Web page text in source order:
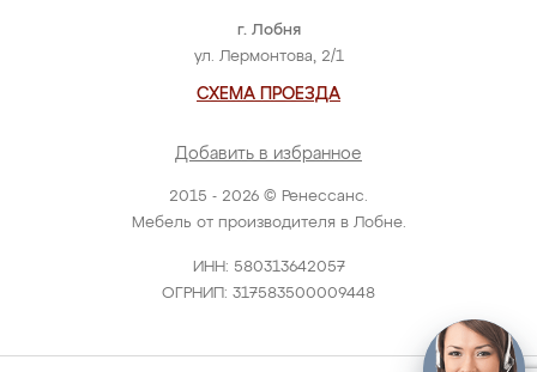
2015 - 2026 © Ренессанс.
Мебель от производителя в Лобне.
ИНН: 580313642057
ОГРНИП: 317583500009448
г. Лобня
ул. Лермонтова, 2/1
СХЕМА ПРОЕЗДА
Добавить в избранное